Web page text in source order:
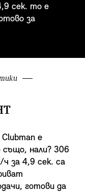
сек. то е
за
е
нали? 306
за 4,9 сек. са
готови да